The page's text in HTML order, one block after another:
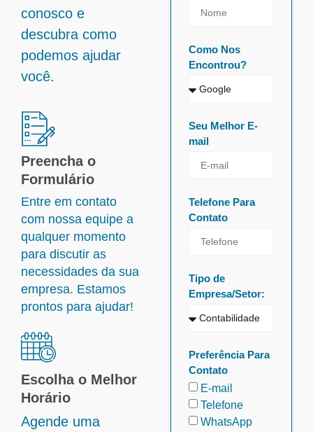
conosco e
descubra como
podemos ajudar
você.
Preencha o
Formulário
Entre em contato
com nossa equipe a
qualquer momento
para discutir as
necessidades da sua
empresa. Estamos
prontos para ajudar!
Escolha o Melhor
Horário
Agende uma
Como Nos
Encontrou?
Seu Melhor E-
mail
Telefone Para
Contato
Tipo de
Empresa/Setor:
Preferência Para
Contato
E-mail
Telefone
WhatsApp